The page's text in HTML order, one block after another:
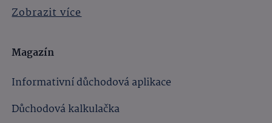
Zobrazit více
Magazín
Informativní důchodová aplikace
Důchodová kalkulačka